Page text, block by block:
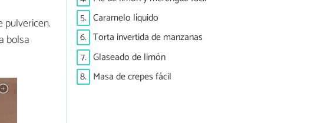
pulvericen.
bolsa
5. Caramelo líquido
6. Torta invertida de manzanas
7. Glaseado de limón
8. Masa de crepes fácil